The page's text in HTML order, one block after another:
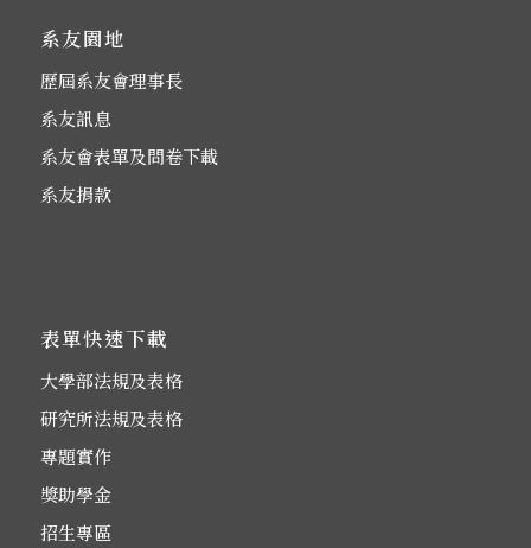
系友園地
歷屆系友會理事長
系友訊息
系友會表單及問卷下載
系友捐款
表單快速下載
大學部法規及表格
研究所法規及表格
專題實作
獎助學金
招生專區